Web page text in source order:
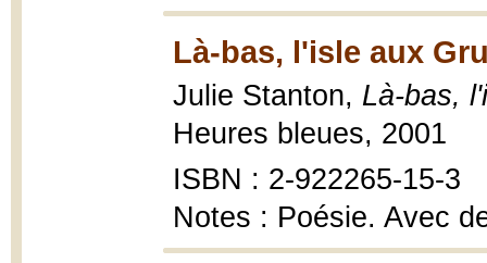
Là-bas, l'isle aux
Julie Stanton, Là-bas,
Heures bleues, 2001
ISBN : 2-922265-15-3
Notes : Poésie. Avec